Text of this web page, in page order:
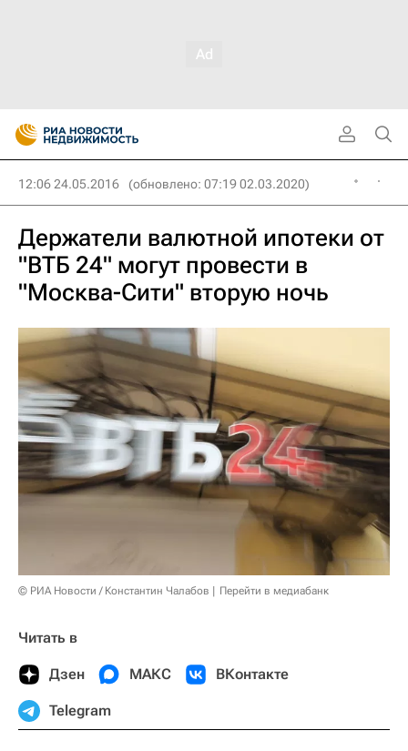
12:06 24.05.2016 (обновлено: 07:19 02.03.2020)
Держатели валютной ипотеки от
"ВТБ 24" могут провести в
"Москва-Сити" вторую ночь
© РИА Новости / Константин Чалабов Перейти в медиабанк
Читать в
Дзен МАКС ВКонтакте
Telegram